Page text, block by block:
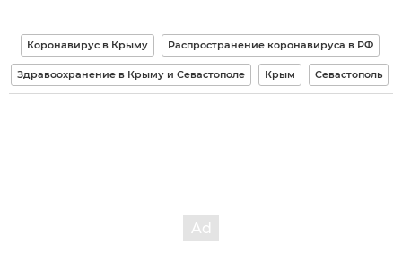
Коронавирус в Крыму Распространение коронавируса в РФ
Здравоохранение в Крыму и Севастополе Крым Севастополь